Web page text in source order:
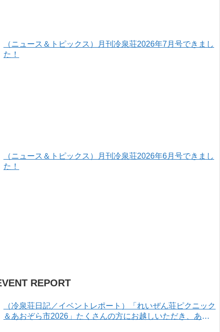
（ニュース＆トピックス）月刊冷泉荘2026年7月号できまし
た！
（ニュース＆トピックス）月刊冷泉荘2026年6月号できまし
た！
REPORT
（冷泉荘日記／イベントレポート）「れいぜん荘ピクニック
＆あおぞら市2026」たくさんの方にお越しいただき、あり